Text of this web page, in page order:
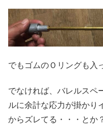
でもゴムのＯリングも入
でなければ、バレルスペ
ルに余計な応力が掛かり
からズレてる・・・とか